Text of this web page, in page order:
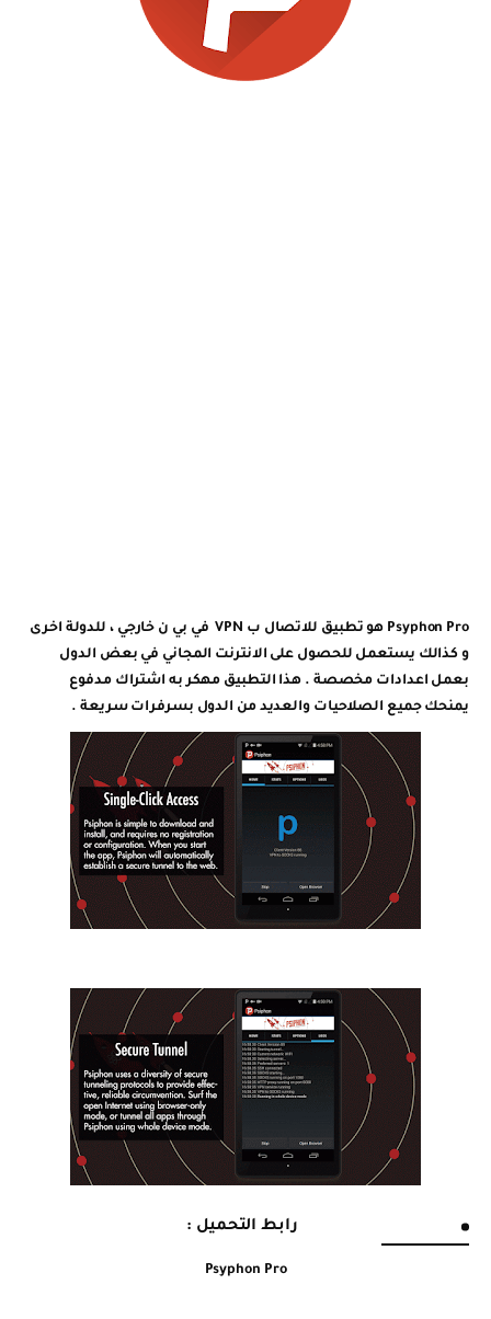
Psyphon Pro هو تطبيق للاتصال ب VPN في بي ن خارجي ، للدولة اخرى
و كذالك يستعمل للحصول على الانترنت المجاني في بعض الدول
بعمل اعدادات مخصصة . هذا التطبيق مهكر به اشتراك مدفوع
يمنحك جميع الصلاحيات والعديد من الدول بسرفرات سريعة .
رابط التحميل :
Psyphon Pro